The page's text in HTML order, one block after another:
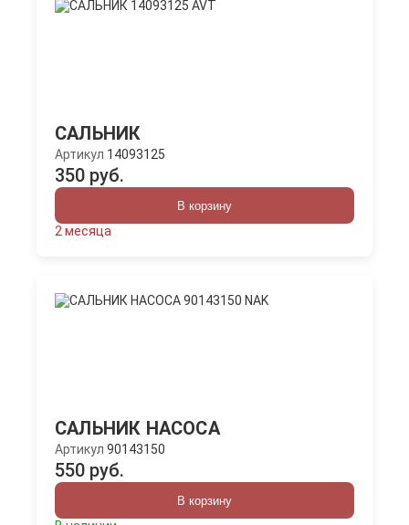
САЛЬНИК
Артикул 14093125
350 руб.
В корзину
2 месяца
САЛЬНИК НАСОСА
Артикул 90143150
550 руб.
В корзину